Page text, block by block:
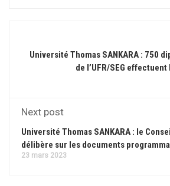
Université Thomas SANKARA : 750
de l’UFR/SEG
Next post
Université Thomas SANKARA : le
délibère sur les documents
23 mars 2023